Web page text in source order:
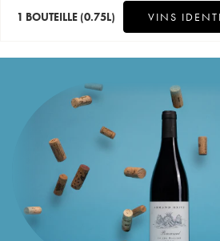
1 BOUTEILLE (0.75L) VINS